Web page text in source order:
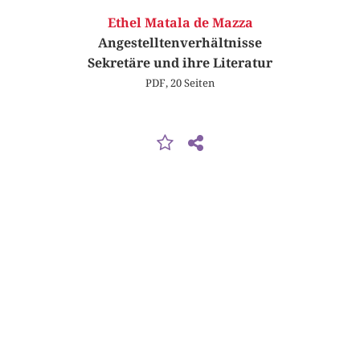
Ethel Matala de Mazza
Angestelltenverhältnisse
Sekretäre und ihre Literatur
PDF, 20 Seiten